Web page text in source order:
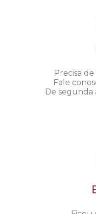
Precisa
Fale
De segunda